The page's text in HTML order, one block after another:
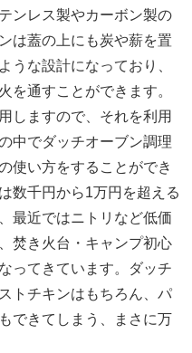
ンレス製やカーボン製の
は蓋の上にも炭や薪を置
うな設計になっており、
を通すことができます。
しますので、それを利用
中でダッチオーブン調理
使い方をすることができ
数千円から1万円を超える
最近ではニトリなど低価
焚き火台・キャンプ初心
ってきています。ダッチ
トチキンはもちろん、パ
できてしまう、まさに万